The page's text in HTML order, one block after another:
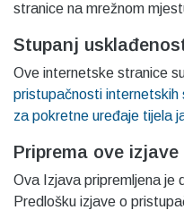
stranice na mrežnom
Stupanj
Ove internetske stranice
pristupačnosti internetskih
za pokretne uređaje tijela
Priprema ove
Ova Izjava pripremljena je
Predlošku izjave o